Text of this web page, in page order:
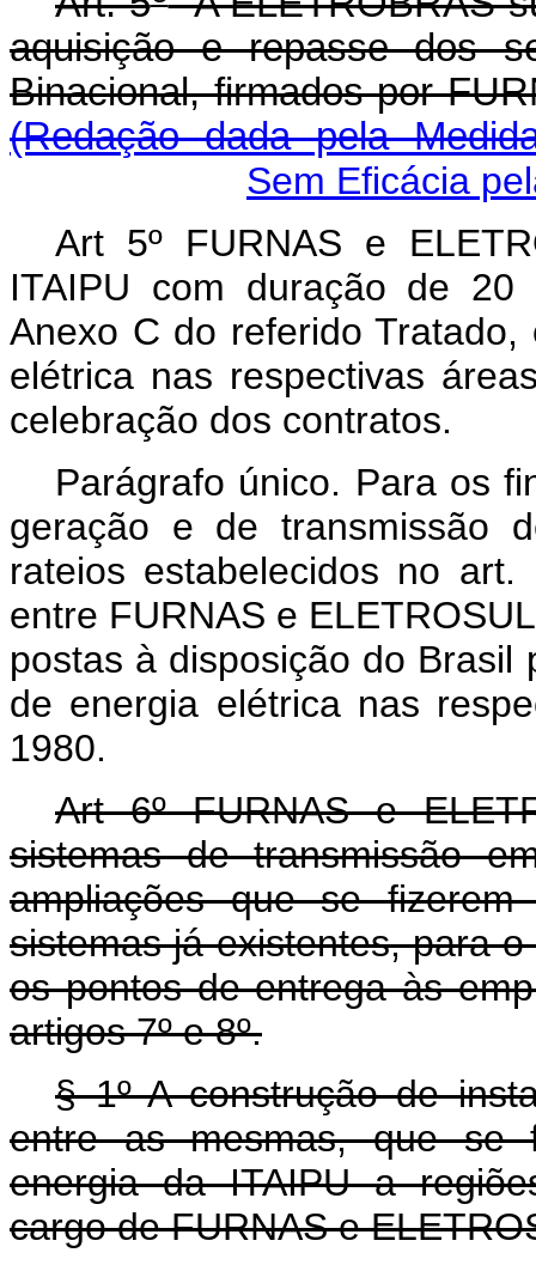
aquisição e repasse dos
Binacional, firmados
(Redação dada pela
Sem Eficácia
Art 5º FURNAS e
ITAIPU com duração de
Anexo C do referido
elétrica nas respectivas
celebração dos contratos.
Parágrafo único. Para os
geração e de transmissão
rateios estabelecidos no
entre FURNAS e
postas à disposição do Brasil
de energia elétrica nas
1980.
Art 6º FURNAS e
sistemas de transmissão
ampliações que se fizerem
sistemas já existentes, para
os pontos de entrega às
artigos 7º e 8º.
§ 1º A construção de
entre as mesmas, que se
energia da ITAIPU a
cargo de FURNAS e